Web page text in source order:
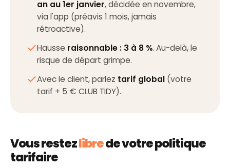
an au 1er janvier, décidée en novembre,
via l'app (préavis 1 mois, jamais
rétroactive).
Hausse raisonnable : 3 à 8 %. Au-delà, le
risque de départ grimpe.
Avec le client, parlez tarif global (votre
tarif + 5 € CLUB TIDY).
Vous restezlibrede votre politique
tarifaire